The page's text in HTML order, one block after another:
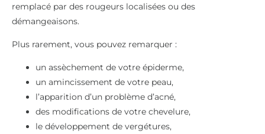
remplacé par des rougeurs localisées ou des
démangeaisons.
Plus rarement, vous pouvez remarquer :
un assèchement de votre épiderme,
un amincissement de votre peau,
l’apparition d’un problème d’acné,
des modifications de votre chevelure,
le développement de vergétures,